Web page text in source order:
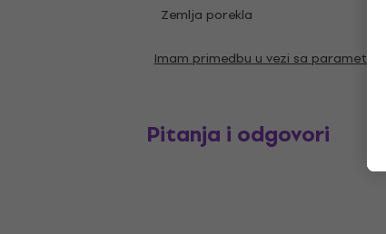
Zemlja porekla
Imam primedbu u vezi sa parametrima
Pitanja i odgovori